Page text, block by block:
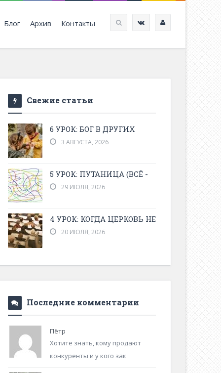
Блог Архив Контакты
Свежие статьи
6 УРОК: БОГ В ДРУГИХ
3 АВГУСТА, 2026
5 УРОК: ПУТАНИЦА (ВСЁ -
29 ИЮЛЯ, 2026
4 УРОК: КОГДА ЦЕРКОВЬ НЕ
20 ИЮЛЯ, 2026
Последние комментарии
Пётр
Хотите знать, кому продают
конкуренты и у кого зак